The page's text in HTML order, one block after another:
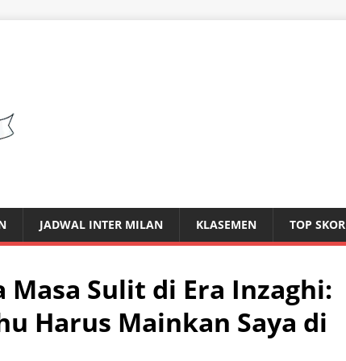
JADWAL INTER MILAN KLASEMEN TOP SKOR
Masa Sulit di Era Inzaghi:
Harus Mainkan Saya di